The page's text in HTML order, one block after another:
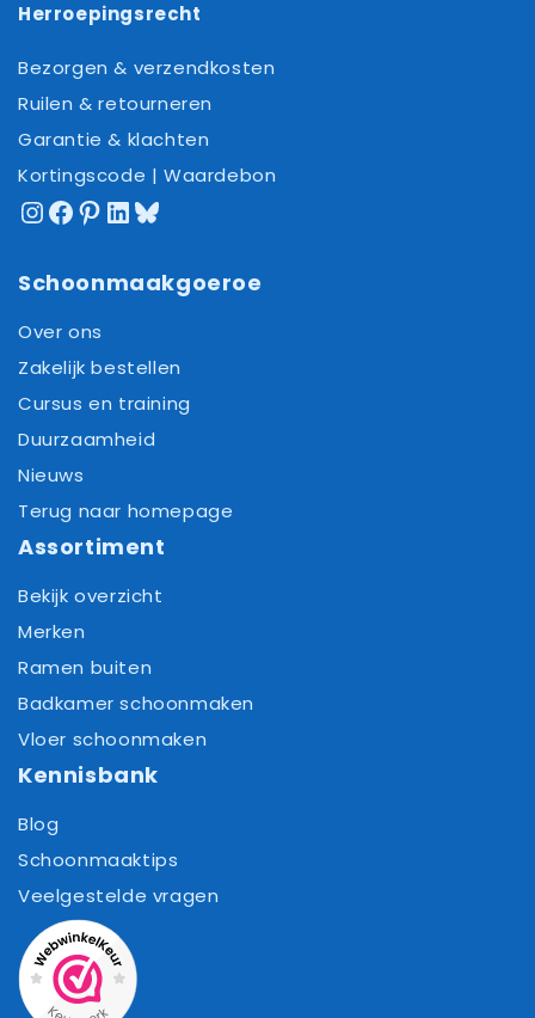
Herroepingsrecht
Bezorgen & verzendkosten
Ruilen & retourneren
Garantie & klachten
Kortingscode | Waardebon
Instagram
Facebook
Pinterest
LinkedIn
Bluesky
Schoonmaakgoeroe
Over ons
Zakelijk bestellen
Cursus en training
Duurzaamheid
Nieuws
Terug naar homepage
Assortiment
Bekijk overzicht
Merken
Ramen buiten
Badkamer schoonmaken
Vloer schoonmaken
Kennisbank
Blog
Schoonmaaktips
Veelgestelde vragen